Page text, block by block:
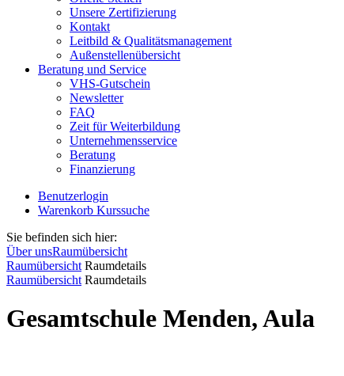
Unsere Zertifizierung
Kontakt
Leitbild & Qualitätsmanagement
Außenstellenübersicht
Beratung und Service
VHS-Gutschein
Newsletter
FAQ
Zeit für Weiterbildung
Unternehmensservice
Beratung
Finanzierung
Benutzerlogin
Warenkorb Kurssuche
Sie befinden sich hier:
Über unsRaumübersicht
Raumübersicht Raumdetails
Raumübersicht Raumdetails
Gesamtschule Menden, Aula